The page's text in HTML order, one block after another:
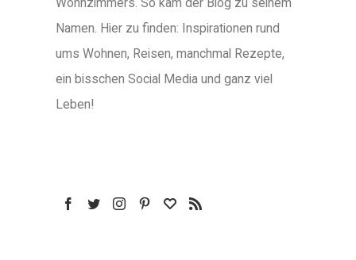
Namen. Hier zu finden: Inspirationen rund
ums Wohnen, Reisen, manchmal Rezepte,
ein bisschen Social Media und ganz viel
Leben!